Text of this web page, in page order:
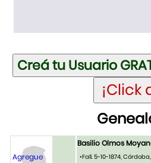
Agregue
Basilio Olmos
•Fall. 5-10-1874,